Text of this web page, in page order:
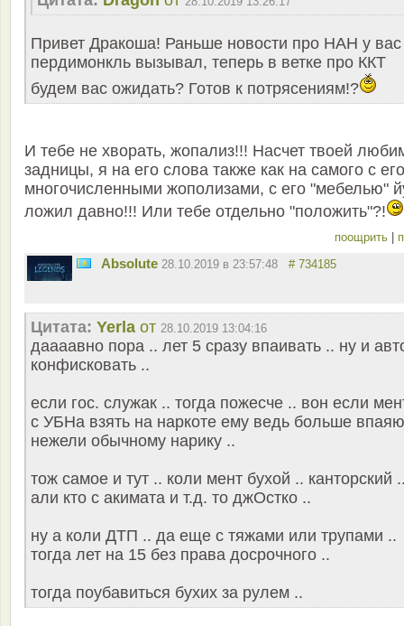
Привет Дракоша! Раньше новости про НАН у вас
пердимонкль вызывал, теперь в ветке про ККТ
будем вас ожидать? Готов к потрясениям!?
И тебе не хворать, жопализ!!! Насчет твоей
задницы, я на его слова также как на самого с его
многочисленными жополизами, с его "мебелью"
ложил давно!!! Или тебе отдельно "положить"?!
поощрить
Absolute 28.10.2019 в 23:57:48 # 734185
Цитата: Yerla от 28.10.2019 13:04:16
даааавно пора .. лет 5 сразу впаивать .. ну и
конфисковать ..
если гос. служак .. тогда пожесче .. вон если
с УБНа взять на наркоте ему ведь больше
нежели обычному нарику ..
тож самое и тут .. коли мент бухой .. канторский
али кто с акимата и т.д. то джОстко ..
ну а коли ДТП .. да еще с тяжами или трупами ..
тогда лет на 15 без права досрочного ..
тогда поубавиться бухих за рулем ..